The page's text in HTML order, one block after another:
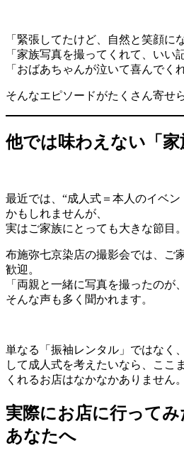
「緊張してたけど、自然と笑顔に
「家族写真を撮ってくれて、いい
「おばあちゃんが泣いて喜んでく
そんなエピソードがたくさん寄せ
他では味わえない「家
最近では、“成人式＝本人のイベ
かもしれませんが、
実はご家族にとっても大きな節目。
布施弥七京染店の撮影会では、ご
歓迎。
「両親と一緒に写真を撮ったのが
そんな声も多く聞かれます。
単なる「振袖レンタル」ではなく
して成人式を考えたいなら、ここ
くれるお店はなかなかありません。
実際にお店に行って
あなたへ